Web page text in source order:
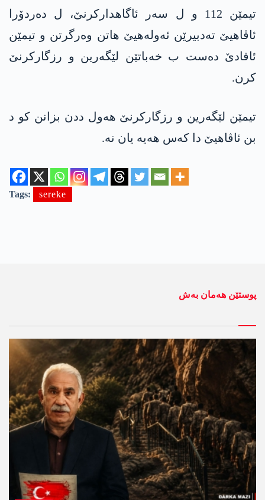
تیمێن 112 و ل سەر ئاگاھدارکرنێ، ل دەردۆرا
ئاڤاھیێ تەدبیرێن ئەولەھیێ ھاتن وەرگرتن و تیمێن
ئافادێ دەست ب خەباتێن لێگەرین و رزگارکرنێ
کرن.
تیمێن لێگەرین و رزگارکرنێ ھەول ددن بزانن کو د
بن ئاڤاھیێ دا کەس ھەیە یان نە.
Tags: sereke
پوستێن ھەمان بەش